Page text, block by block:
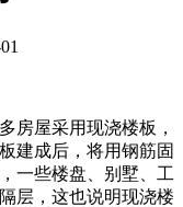
房屋采用现浇楼板，
建成后，将用钢筋固
一些楼盘、别墅、工
层，这也说明现浇楼